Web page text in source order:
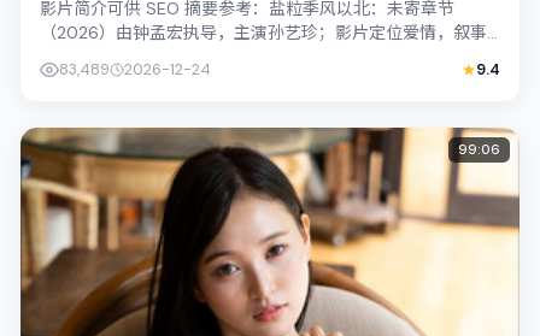
影片简介可供 SEO 摘要参考：盐粒季风以北：未寄章节
（2026）由钟孟宏执导，主演孙艺珍；影片定位爱情，叙事
83,489 2026-12-24 9.4
99:06